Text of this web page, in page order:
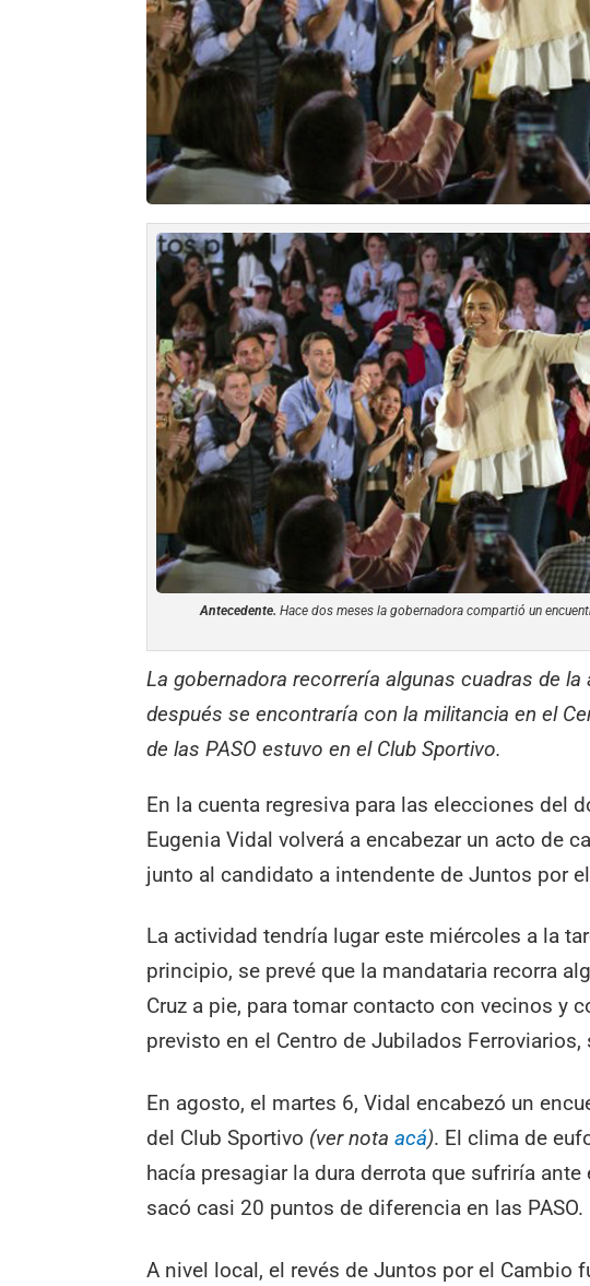
Antecedente. Hace dos meses la gobernadora compartió un
La gobernadora recorrería algunas cuadras de
después se encontraría con la militancia en el
de las PASO estuvo en el Club Sportivo.
En la cuenta regresiva para las elecciones del
Eugenia Vidal volverá a encabezar un acto de
junto al candidato a intendente de Juntos por
La actividad tendría lugar este miércoles a la
principio, se prevé que la mandataria recorra
Cruz a pie, para tomar contacto con vecinos y
previsto en el Centro de Jubilados
En agosto, el martes 6, Vidal encabezó un
del Club Sportivo (ver nota acá). El clima de
hacía presagiar la dura derrota que sufriría
sacó casi 20 puntos de diferencia en las PASO.
A nivel local, el revés de Juntos por el Cambio